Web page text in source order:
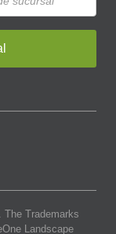
. The Trademarks
Landscape